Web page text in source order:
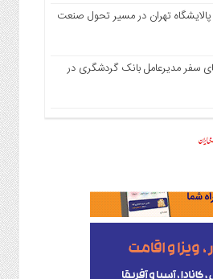
تهران در مسیر تحول صنعت
سفر مدیرعامل بانک گردشگری در